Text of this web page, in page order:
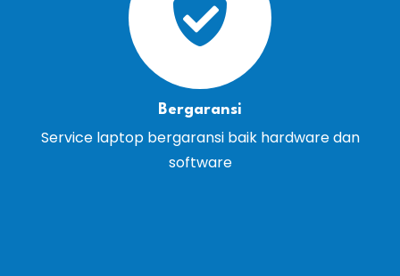
Bergaransi
Service laptop bergaransi baik hardware dan
software